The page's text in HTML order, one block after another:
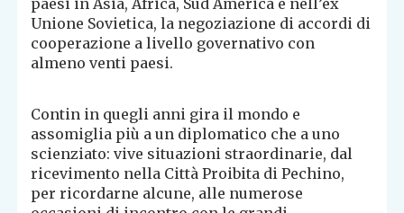
paesi in Asia, Africa, Sud America e nell’ex
Unione Sovietica, la negoziazione di accordi di
cooperazione a livello governativo con
almeno venti paesi.
Contin in quegli anni gira il mondo e
assomiglia più a un diplomatico che a uno
scienziato: vive situazioni straordinarie, dal
ricevimento nella Città Proibita di Pechino,
per ricordarne alcune, alle numerose